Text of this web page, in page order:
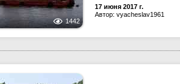
1442
17 июня 2017 г.
Автор: vyacheslav1961